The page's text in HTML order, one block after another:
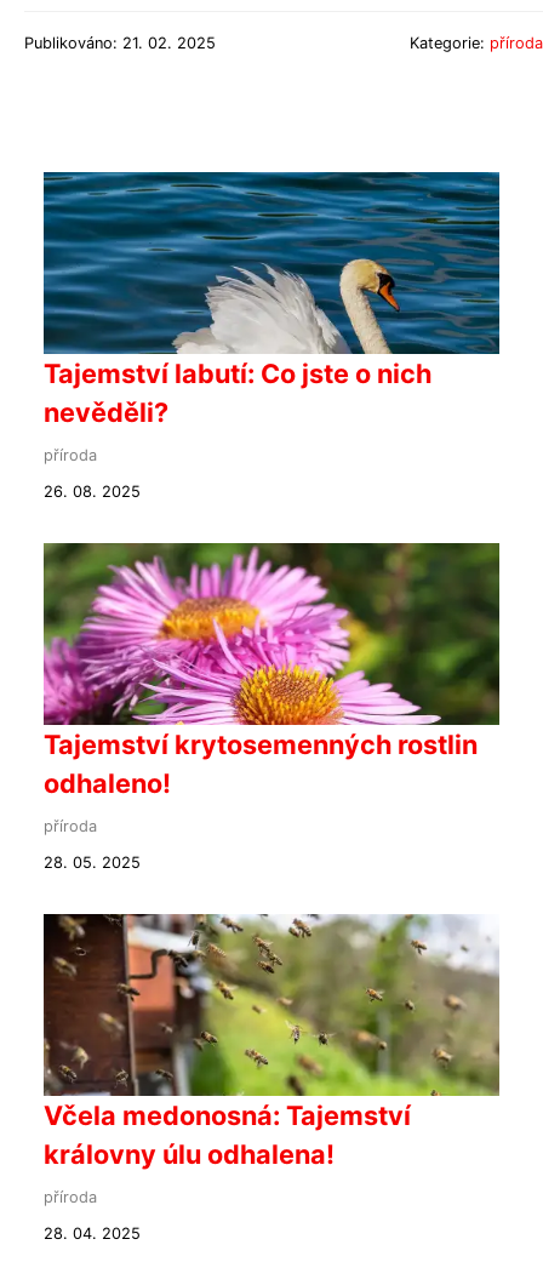
Publikováno: 21. 02. 2025 Kategorie: příroda
Tajemství labutí: Co jste o nich
nevěděli?
příroda
26. 08. 2025
Tajemství krytosemenných rostlin
odhaleno!
příroda
28. 05. 2025
Včela medonosná: Tajemství
královny úlu odhalena!
příroda
28. 04. 2025